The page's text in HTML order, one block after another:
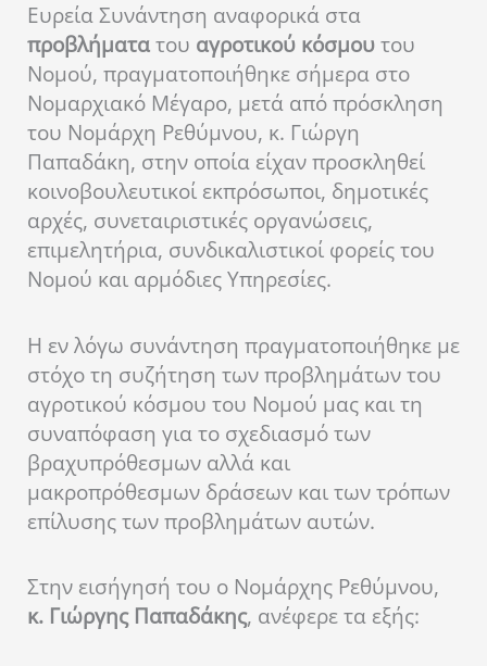
Ευρεία Συνάντηση αναφορικά στα
προβλήματατου αγροτικού κόσμουτου
Νομού, πραγματοποιήθηκε σήμερα στο
Νομαρχιακό Μέγαρο, μετά από πρόσκληση
του Νομάρχη Ρεθύμνου, κ. Γιώργη
Παπαδάκη, στην οποία είχαν προσκληθεί
κοινοβουλευτικοί εκπρόσωποι, δημοτικές
αρχές, συνεταιριστικές οργανώσεις,
επιμελητήρια, συνδικαλιστικοί φορείς του
Νομού και αρμόδιες Υπηρεσίες.
Η εν λόγω συνάντηση πραγματοποιήθηκε με
στόχο τη συζήτηση των προβλημάτων του
αγροτικού κόσμου του Νομού μας και τη
συναπόφαση για το σχεδιασμό των
βραχυπρόθεσμων αλλά και
μακροπρόθεσμων δράσεων και των τρόπων
επίλυσης των προβλημάτων αυτών.
Στην εισήγησή του ο Νομάρχης Ρεθύμνου,
κ. Γιώργης Παπαδάκης, ανέφερε τα εξής: